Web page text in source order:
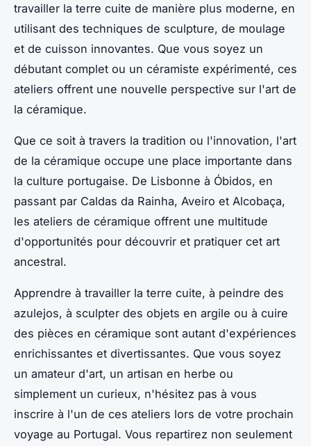
travailler la terre cuite de manière plus moderne, en
utilisant des techniques de sculpture, de moulage
et de cuisson innovantes. Que vous soyez un
débutant complet ou un céramiste expérimenté, ces
ateliers offrent une nouvelle perspective sur l'art de
la céramique.
Que ce soit à travers la tradition ou l'innovation, l'art
de la céramique occupe une place importante dans
la culture portugaise. De Lisbonne à Óbidos, en
passant par Caldas da Rainha, Aveiro et Alcobaça,
les ateliers de céramique offrent une multitude
d'opportunités pour découvrir et pratiquer cet art
ancestral.
Apprendre à travailler la terre cuite, à peindre des
azulejos, à sculpter des objets en argile ou à cuire
des pièces en céramique sont autant d'expériences
enrichissantes et divertissantes. Que vous soyez
un amateur d'art, un artisan en herbe ou
simplement un curieux, n'hésitez pas à vous
inscrire à l'un de ces ateliers lors de votre prochain
voyage au Portugal. Vous repartirez non seulement